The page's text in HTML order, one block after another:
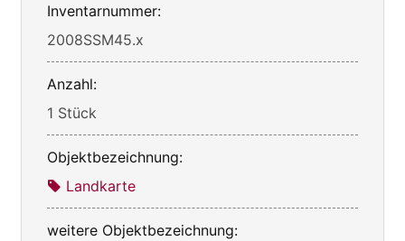
Inventarnummer:
2008SSM45.x
Anzahl:
1 Stück
Objektbezeichnung:
Landkarte
weitere Objektbezeichnung: